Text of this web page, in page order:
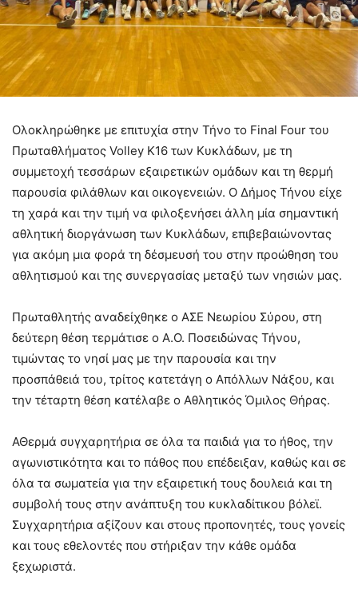
Ολοκληρώθηκε με επιτυχία στην Τήνο το Final Four του
Πρωταθλήματος Volley Κ16 των Κυκλάδων, με τη
συμμετοχή τεσσάρων εξαιρετικών ομάδων και τη θερμή
παρουσία φιλάθλων και οικογενειών. Ο Δήμος Τήνου είχε
τη χαρά και την τιμή να φιλοξενήσει άλλη μία σημαντική
αθλητική διοργάνωση των Κυκλάδων, επιβεβαιώνοντας
για ακόμη μια φορά τη δέσμευσή του στην προώθηση του
αθλητισμού και της συνεργασίας μεταξύ των νησιών μας.
Πρωταθλητής αναδείχθηκε ο ΑΣΕ Νεωρίου Σύρου, στη
δεύτερη θέση τερμάτισε ο Α.Ο. Ποσειδώνας Τήνου,
τιμώντας το νησί μας με την παρουσία και την
προσπάθειά του, τρίτος κατετάγη ο Απόλλων Νάξου, και
την τέταρτη θέση κατέλαβε ο Αθλητικός Όμιλος Θήρας.
ΑΘερμά συγχαρητήρια σε όλα τα παιδιά για το ήθος, την
αγωνιστικότητα και το πάθος που επέδειξαν, καθώς και σε
όλα τα σωματεία για την εξαιρετική τους δουλειά και τη
συμβολή τους στην ανάπτυξη του κυκλαδίτικου βόλεϊ.
Συγχαρητήρια αξίζουν και στους προπονητές, τους γονείς
και τους εθελοντές που στήριξαν την κάθε ομάδα
ξεχωριστά.